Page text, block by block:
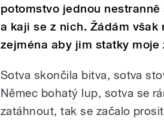
potomstvo jednou
a kaji se z nich. Žádám
zejména aby jim statky moje
Sotva skončila bitva, sotva
Němec bohatý lup, sotva se
zatáhnout, tak se začalo